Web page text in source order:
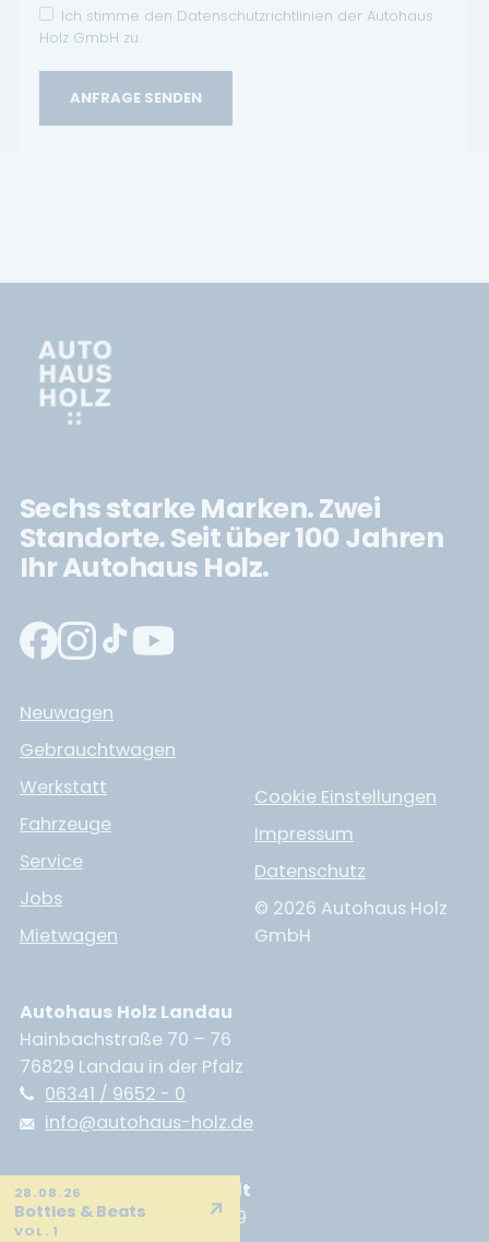
Ich stimme den Datenschutzrichtlinien der Autohaus
Holz GmbH zu.
ANFRAGE SENDEN
Sechs starke Marken. Zwei
Standorte. Seit über 100 Jahren
Ihr Autohaus Holz.
Neuwagen
Gebrauchtwagen
Werkstatt
Fahrzeuge
Service
Jobs
Mietwagen
Cookie Einstellungen
Impressum
Datenschutz
© 2026 Autohaus Holz
GmbH
Autohaus Holz Landau
Hainbachstraße 70 – 76
76829 Landau in der Pfalz
06341 / 9652 - 0
info@autohaus-holz.de
Autohaus Holz Neustadt
Branchweilerhofstraße 89
28.08.26
Bottles & Beats
VOL. 1
↗